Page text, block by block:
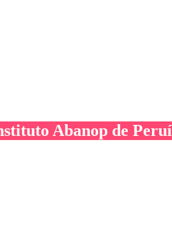
Abanop de